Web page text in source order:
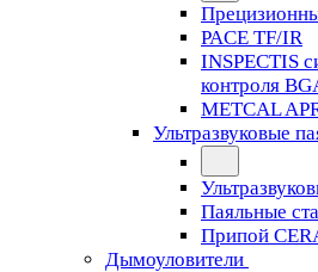
PACE TF/IR
INSPECTIS
контроля
METCAL
Ультразвуковые
Паяльные
Припой
Дымоуловители